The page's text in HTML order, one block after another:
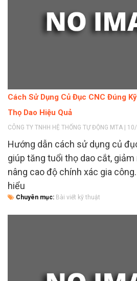
Cách Sử Dụng Củ Đục CNC Đúng
Thọ Dao Hiệu Quả
CÔNG TY TNHH HỆ THỐNG TỰ ĐỘNG MTA |
Hướng dẫn cách sử dụng củ
giúp tăng tuổi thọ dao cắt, giảm
nâng cao độ chính xác gia
hiểu
Chuyên mục: Bài viết kỹ thuật